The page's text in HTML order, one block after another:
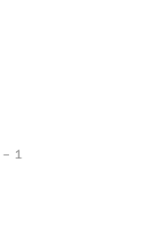
１